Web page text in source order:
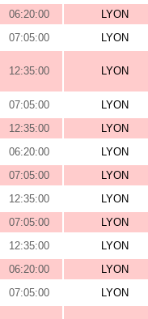
06:20:00 LYON
07:05:00 LYON
12:35:00 LYON
07:05:00 LYON
12:35:00 LYON
06:20:00 LYON
07:05:00 LYON
12:35:00 LYON
07:05:00 LYON
12:35:00 LYON
06:20:00 LYON
07:05:00 LYON